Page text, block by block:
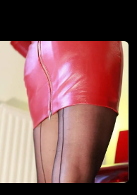
Sie diese
diese Website
Content wie
Diese sind für
Kinder nicht
verfügt über